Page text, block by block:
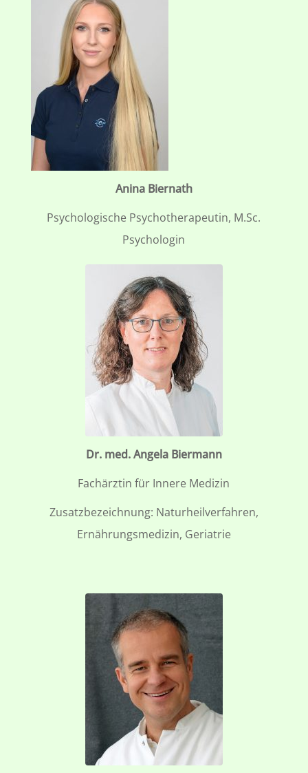
Anina Biernath
Psychologische Psychotherapeutin, M.Sc.
Psychologin
Dr. med. Angela Biermann
Fachärztin für Innere Medizin
Zusatzbezeichnung: Naturheilverfahren,
Ernährungsmedizin, Geriatrie